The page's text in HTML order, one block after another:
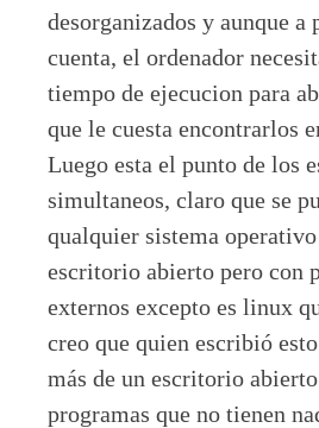
desorganizados y aunque a
cuenta, el ordenador
tiempo de ejecucion para
que le cuesta encontrarlos
Luego esta el punto de los
simultaneos, claro que se
qualquier sistema
escritorio abierto pero con
externos excepto es linux
creo que quien escribió
más de un escritorio
programas que no tienen